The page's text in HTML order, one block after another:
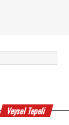
Veysel Tepeli